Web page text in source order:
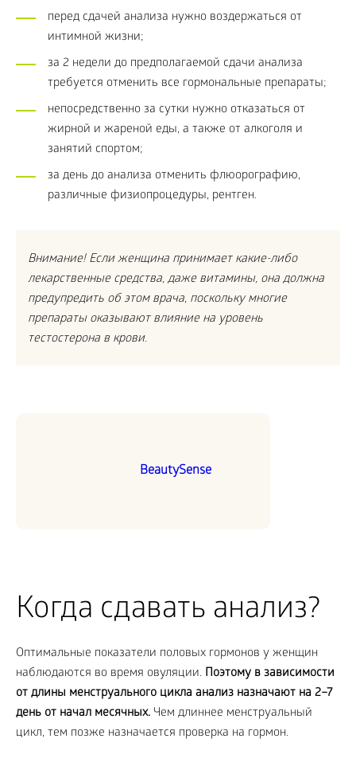
перед сдачей анализа нужно воздержаться от
интимной жизни;
за 2 недели до предполагаемой сдачи анализа
требуется отменить все гормональные препараты;
непосредственно за сутки нужно отказаться от
жирной и жареной еды, а также от алкоголя и
занятий спортом;
за день до анализа отменить флюорографию,
различные физиопроцедуры, рентген.
Внимание! Если женщина принимает какие-либо
лекарственные средства, даже витамины, она должна
предупредить об этом врача, поскольку многие
препараты оказывают влияние на уровень
тестостерона в крови.
BeautySense
Когда сдавать анализ?
Оптимальные показатели половых гормонов у женщин
наблюдаются во время овуляции. Поэтому в зависимости
от длины менструального цикла анализ назначают на 2–7
день от начал месячных. Чем длиннее менструальный
цикл, тем позже назначается проверка на гормон.